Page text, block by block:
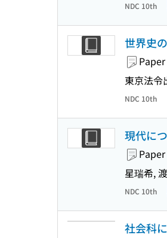
NDC 10th
世界史
Paper
東京法令
NDC 10th
現代に
Paper
星瑞希,
NDC 10th
社会科